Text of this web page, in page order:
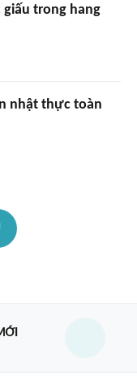
trong hang
nhật thực toàn